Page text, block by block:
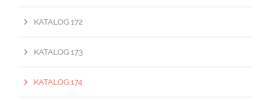
KATALOG 172
KATALOG 173
KATALOG 174